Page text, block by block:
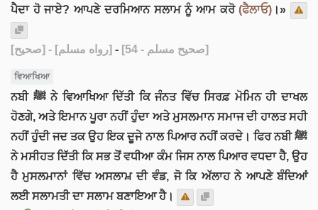
ਪੈਦਾ ਹੋ ਜਾਏ? ਆਪਣੇ ਦਰਮਿਆਨ ਸਲਾਮ ਨੂੰ ਆਮ ਕਰੋ(ਫੈਲਾਓ) ।»
[صحيح] - [رواه مسلم] - [صحيح مسلم - 54]
ਵਿਆਖਿਆ
ਨਬੀ ﷺ ਨੇ ਵਿਆਖਿਆ ਦਿੱਤੀ ਕਿ ਜੰਨਤ ਵਿੱਚ ਸਿਰਫ਼ ਮੋਮਿਨ ਹੀ ਦਾਖਲ
ਹੋਣਗੇ, ਅਤੇ ਇਮਾਨ ਪੂਰਾ ਨਹੀਂ ਹੁੰਦਾ ਅਤੇ ਮੁਸਲਮਾਨ ਸਮਾਜ ਦੀ ਹਾਲਤ ਸਹੀ
ਨਹੀਂ ਹੁੰਦੀ ਜਦ ਤਕ ਉਹ ਇਕ ਦੂਜੇ ਨਾਲ ਪਿਆਰ ਨਹੀਂ ਕਰਦੇ। ਫਿਰ ਨਬੀ ﷺ
ਨੇ ਮਸੀਹਤ ਦਿੱਤੀ ਕਿ ਸਭ ਤੋਂ ਵਧੀਆ ਕੰਮ ਜਿਸ ਨਾਲ ਪਿਆਰ ਵਧਦਾ ਹੈ, ਉਹ
ਹੈ ਮੁਸਲਮਾਨਾਂ ਵਿੱਚ ਅਸਲਾਮ਼ ਦੀ ਵੰਡ, ਜੋ ਕਿ ਅੱਲਾਹ ਨੇ ਆਪਣੇ ਬੰਦਿਆਂ
ਲਈ ਸਲਾਮਤੀ ਦਾ ਸਲਾਮ ਬਣਾਇਆ ਹੈ।